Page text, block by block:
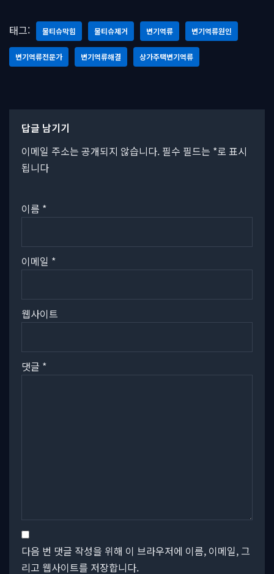
태그: 물티슈막힘 물티슈제거 변기역류 변기역류원인
변기역류전문가 변기역류해결 상가주택변기역류
답글 남기기
이메일 주소는 공개되지 않습니다. 필수 필드는 *로 표시
됩니다
이름 *
이메일 *
웹사이트
댓글 *
다음 번 댓글 작성을 위해 이 브라우저에 이름, 이메일, 그
리고 웹사이트를 저장합니다.